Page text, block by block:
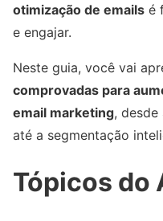
otimização de emails é
e engajar.
Neste guia, você vai
comprovadas para
email marketing, desde
até a segmentação
Tópicos do